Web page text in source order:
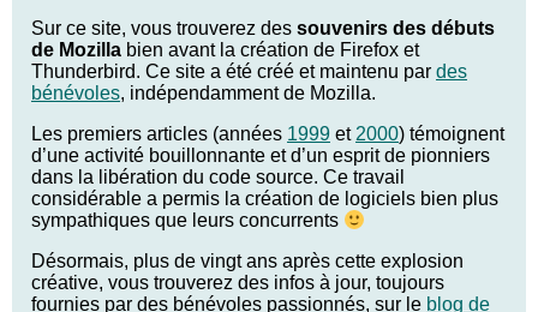
Sur ce site, vous trouverez des souvenirs des débuts
de Mozilla bien avant la création de Firefox et
Thunderbird. Ce site a été créé et maintenu par des
bénévoles, indépendamment de Mozilla.
Les premiers articles (années 1999 et 2000) témoignent
d’une activité bouillonnante et d’un esprit de pionniers
dans la libération du code source. Ce travail
considérable a permis la création de logiciels bien plus
sympathiques que leurs concurrents
Désormais, plus de vingt ans après cette explosion
créative, vous trouverez des infos à jour, toujours
fournies par des bénévoles passionnés, sur le blog de